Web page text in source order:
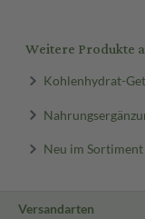
Weitere Produkte
Kohlenhydrat-
Neu im Sortiment
Versandarten